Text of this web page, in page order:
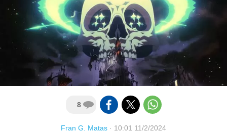
8
Fran G. Matas · 10:01 11/2/2024